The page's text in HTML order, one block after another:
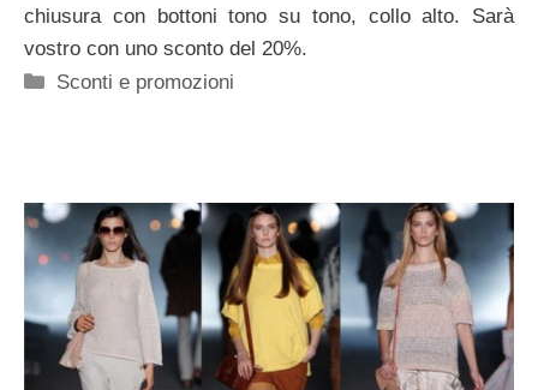
chiusura con bottoni tono su tono, collo alto. Sarà
vostro con uno sconto del 20%.
Categorie
Sconti e promozioni